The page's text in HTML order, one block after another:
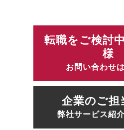
転職をご検討
様
お問い合わせ
企業のご担
弊社サービス紹